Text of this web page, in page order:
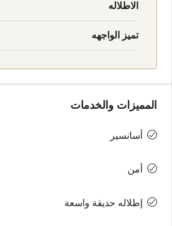
الاطلاله
تميز الواجهه
المميزات والخدمات
أسانسير
أمن
إطلاله حديقة واسعة